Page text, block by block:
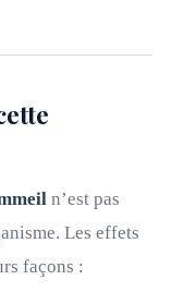
n’est pas
Les effets
façons :